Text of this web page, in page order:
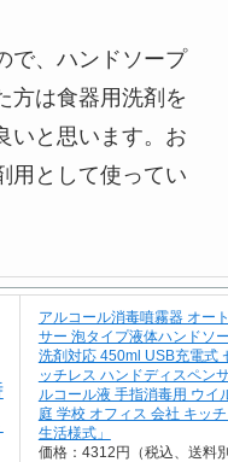
で、ハンドソープ
方は食器用洗剤を
いと思います。お
用として使ってい
アルコール消毒噴霧器 オー
サー 泡タイプ液体ハンドソ
洗剤対応 450ml USB充電式
ッチレス ハンドディスペン
ルコール液 手指消毒用 ウイ
庭 学校 オフィス 会社 キッ
生活様式」
価格：4312円（税込、送料